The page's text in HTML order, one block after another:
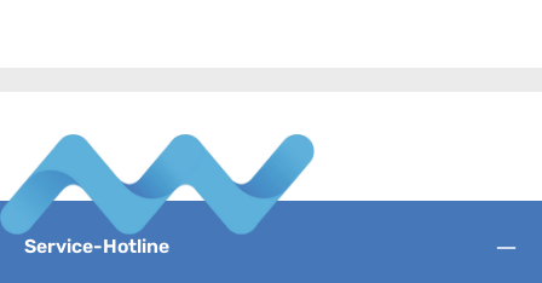
Service-Hotline